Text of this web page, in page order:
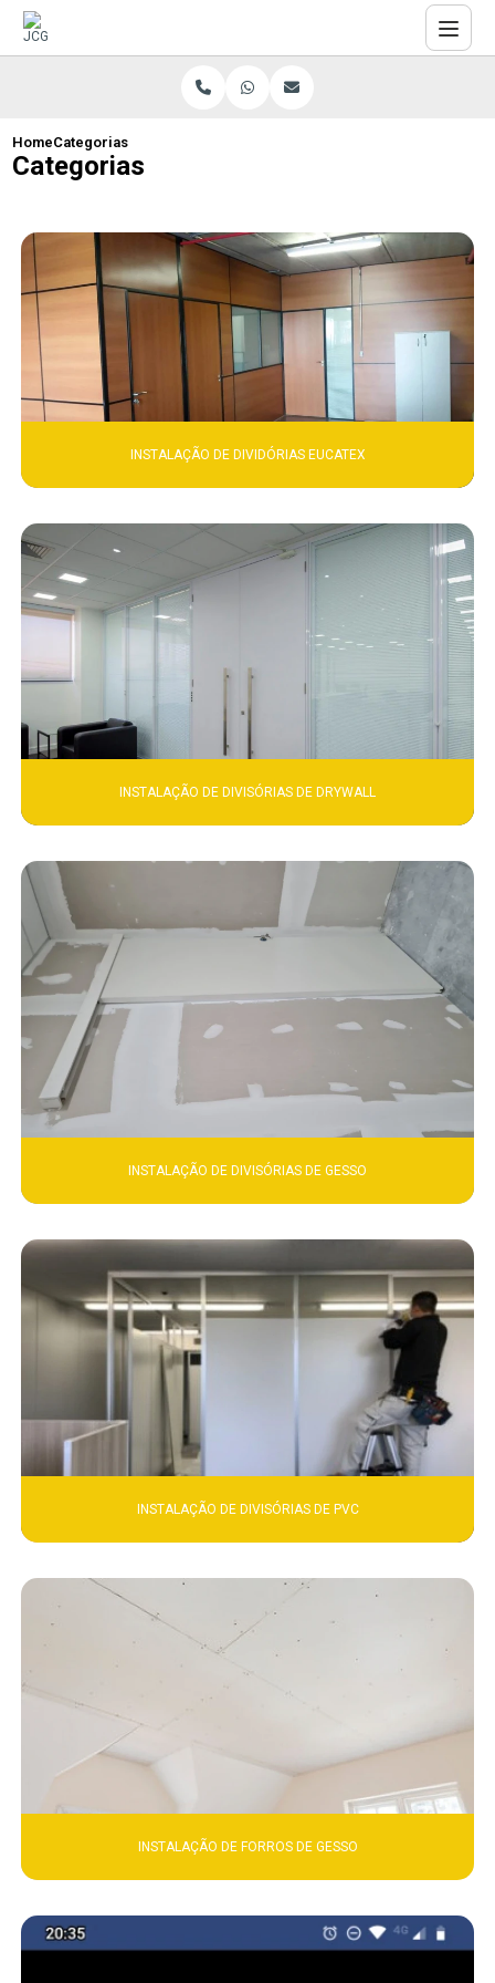
HomeCategorias
Categorias
INSTALAÇÃO DE DIVIDÓRIAS EUCATEX
INSTALAÇÃO DE DIVISÓRIAS DE DRYWALL
INSTALAÇÃO DE DIVISÓRIAS DE GESSO
INSTALAÇÃO DE DIVISÓRIAS DE PVC
INSTALAÇÃO DE FORROS DE GESSO